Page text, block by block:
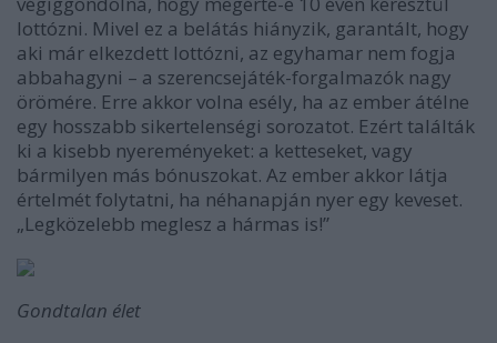
lottózni. Mivel ez a belátás hiányzik, garantált, hogy
aki már elkezdett lottózni, az egyhamar nem fogja
abbahagyni – a szerencsejáték-forgalmazók nagy
örömére. Erre akkor volna esély, ha az ember átélne
egy hosszabb sikertelenségi sorozatot. Ezért találták
ki a kisebb nyereményeket: a ketteseket, vagy
bármilyen más bónuszokat. Az ember akkor látja
értelmét folytatni, ha néhanapján nyer egy keveset.
„Legközelebb meglesz a hármas is!”
Gondtalan élet